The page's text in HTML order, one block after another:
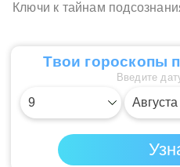
Ключи к тайнам
Твои гороскопы
Введите